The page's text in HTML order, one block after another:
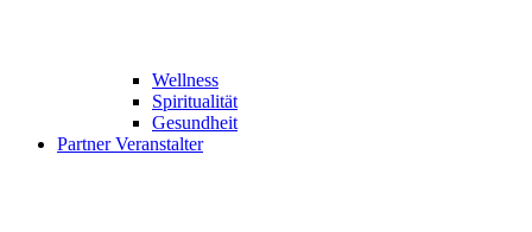
Wellness
Spiritualität
Gesundheit
Partner Veranstalter